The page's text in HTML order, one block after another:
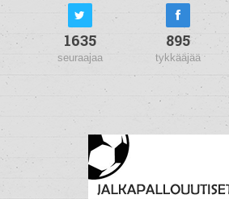
1635
seuraajaa
895
tykkääjää